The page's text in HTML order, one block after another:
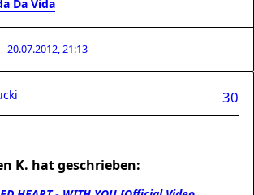
Da Vida
20.07.2012, 21:13
30
K. hat geschrieben: